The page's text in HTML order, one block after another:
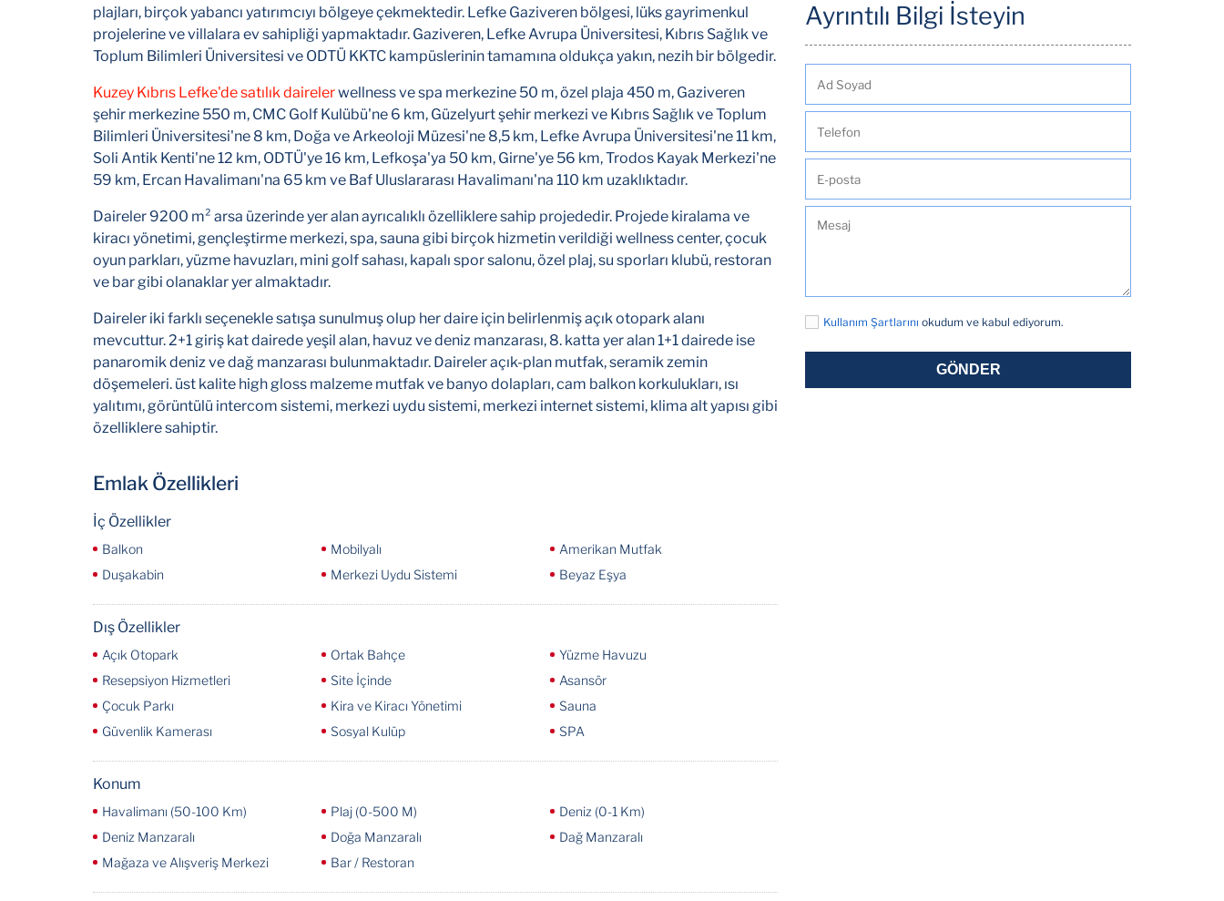
Ayrıntılı Bilgi İsteyin
Kullanım Şartlarınıokudum ve kabul ediyorum.
GÖNDER
plajları, birçok yabancı yatırımcıyı bölgeye çekmektedir. Lefke Gaziveren bölgesi, lüks gayrimenkul
projelerine ve villalara ev sahipliği yapmaktadır. Gaziveren, Lefke Avrupa Üniversitesi, Kıbrıs Sağlık ve
Toplum Bilimleri Üniversitesi ve ODTÜ KKTC kampüslerinin tamamına oldukça yakın, nezih bir bölgedir.
Kuzey Kıbrıs Lefke'de satılık dairelerwellness ve spa merkezine 50 m, özel plaja 450 m, Gaziveren
şehir merkezine 550 m, CMC Golf Kulübü'ne 6 km, Güzelyurt şehir merkezi ve Kıbrıs Sağlık ve Toplum
Bilimleri Üniversitesi'ne 8 km, Doğa ve Arkeoloji Müzesi'ne 8,5 km, Lefke Avrupa Üniversitesi'ne 11 km,
Soli Antik Kenti'ne 12 km, ODTÜ'ye 16 km, Lefkoşa'ya 50 km, Girne'ye 56 km, Trodos Kayak Merkezi'ne
59 km, Ercan Havalimanı'na 65 km ve Baf Uluslararası Havalimanı'na 110 km uzaklıktadır.
Daireler 9200 m² arsa üzerinde yer alan ayrıcalıklı özelliklere sahip projededir. Projede kiralama ve
kiracı yönetimi, gençleştirme merkezi, spa, sauna gibi birçok hizmetin verildiği wellness center, çocuk
oyun parkları, yüzme havuzları, mini golf sahası, kapalı spor salonu, özel plaj, su sporları klubü, restoran
ve bar gibi olanaklar yer almaktadır.
Daireler iki farklı seçenekle satışa sunulmuş olup her daire için belirlenmiş açık otopark alanı
mevcuttur. 2+1 giriş kat dairede yeşil alan, havuz ve deniz manzarası, 8. katta yer alan 1+1 dairede ise
panaromik deniz ve dağ manzarası bulunmaktadır. Daireler açık-plan mutfak, seramik zemin
döşemeleri. üst kalite high gloss malzeme mutfak ve banyo dolapları, cam balkon korkulukları, ısı
yalıtımı, görüntülü intercom sistemi, merkezi uydu sistemi, merkezi internet sistemi, klima alt yapısı gibi
özelliklere sahiptir.
Emlak Özellikleri
İç Özellikler
Balkon Mobilyalı
Amerikan Mutfak
Duşakabin
Merkezi Uydu Sistemi Beyaz Eşya
Dış Özellikler
Açık Otopark Ortak Bahçe
Yüzme Havuzu
Resepsiyon Hizmetleri
Site İçinde
Asansör
Çocuk Parkı
Kira ve Kiracı Yönetimi
Sauna
Güvenlik Kamerası
Sosyal Kulüp SPA
Konum
Havalimanı (50-100 Km) Plaj (0-500 M)
Deniz (0-1 Km)
Deniz Manzaralı
Doğa Manzaralı
Dağ Manzaralı
Mağaza ve Alışveriş Merkezi
Bar / Restoran